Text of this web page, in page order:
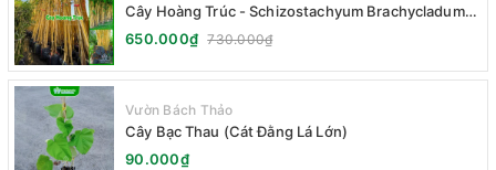
Cây Hoàng Trúc - Schizostachyum Brachycladum
Yello
650.000₫ 730.000₫
Vườn Bách Thảo
Cây Bạc Thau (Cát Đằng Lá Lớn)
90.000₫